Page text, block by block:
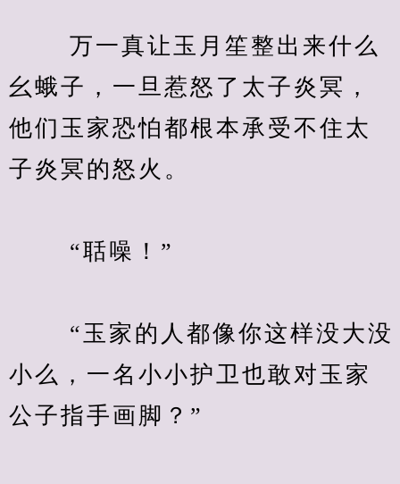
万一真让玉月笙整出来什么
幺蛾子，一旦惹怒了太子炎冥，
他们玉家恐怕都根本承受不住太
子炎冥的怒火。
“聒噪！”
“玉家的人都像你这样没大没
小么，一名小小护卫也敢对玉家
公子指手画脚？”